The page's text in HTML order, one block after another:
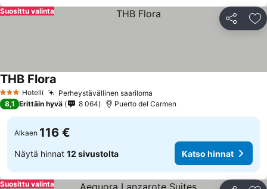
Jaa
Suosittu valinta
3 Tähtiluokitus
Hotelli Perheystävällinen saariloma
THB Flora
8,1 Erittäin hyvä 8 064 Puerto del Carmen
Alkaen 116 €
Näytä hinnat 12 sivustolta Katso hinnat
Suosittu valinta